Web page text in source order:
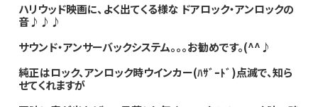
ハリウッド映画に、よく出てくる様な ドアロック・アンロックの
音♪♪♪
サウンド・アンサーバックシステム。。。お勧めです。(^^♪
純正はロック、アンロック時ウインカー(ﾊｻﾞｰﾄﾞ)点滅で、知ら
せてくれますが